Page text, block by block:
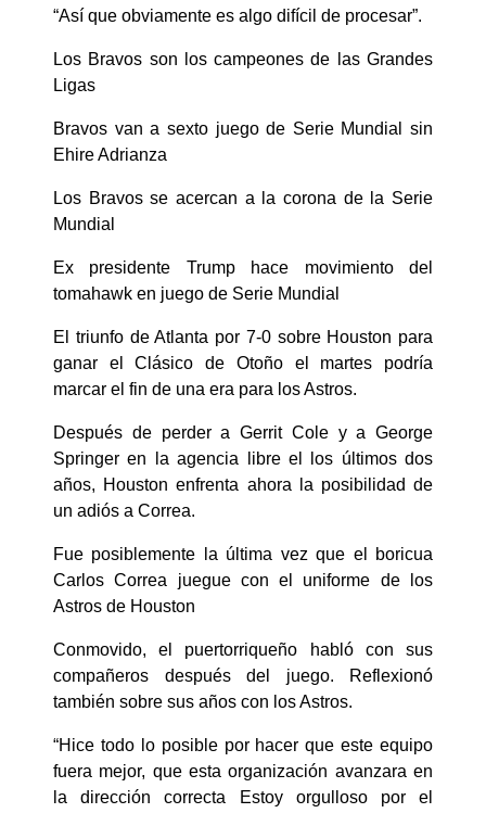
“Así que obviamente es algo difícil de procesar”.
Los Bravos son los campeones de las Grandes
Ligas
Bravos van a sexto juego de Serie Mundial sin
Ehire Adrianza
Los Bravos se acercan a la corona de la Serie
Mundial
Ex presidente Trump hace movimiento del
tomahawk en juego de Serie Mundial
El triunfo de Atlanta por 7-0 sobre Houston para
ganar el Clásico de Otoño el martes podría
marcar el fin de una era para los Astros.
Después de perder a Gerrit Cole y a George
Springer en la agencia libre el los últimos dos
años, Houston enfrenta ahora la posibilidad de
un adiós a Correa.
Fue posiblemente la última vez que el boricua
Carlos Correa juegue con el uniforme de los
Astros de Houston
Conmovido, el puertorriqueño habló con sus
compañeros después del juego. Reflexionó
también sobre sus años con los Astros.
“Hice todo lo posible por hacer que este equipo
fuera mejor, que esta organización avanzara en
la dirección correcta Estoy orgulloso por el